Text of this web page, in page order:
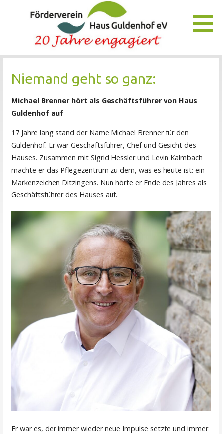
Unser Verein bietet Interessierten viele Möglichkeiten, das
Pflegezentrum Haus Guldenhof zu unterstützen und zu
fördern.
Niemand geht so ganz:
Michael Brenner hört als Geschäftsführer von Haus
Guldenhof auf
17 Jahre lang stand der Name Michael Brenner für den
Guldenhof. Er war Geschäftsführer, Chef und Gesicht des
Hauses. Zusammen mit Sigrid Hessler und Levin Kalmbach
machte er das Pflegezentrum zu dem, was es heute ist: ein
Markenzeichen Ditzingens. Nun hörte er Ende des Jahres als
Geschäftsführer des Hauses auf.
Er war es, der immer wieder neue Impulse setzte und immer